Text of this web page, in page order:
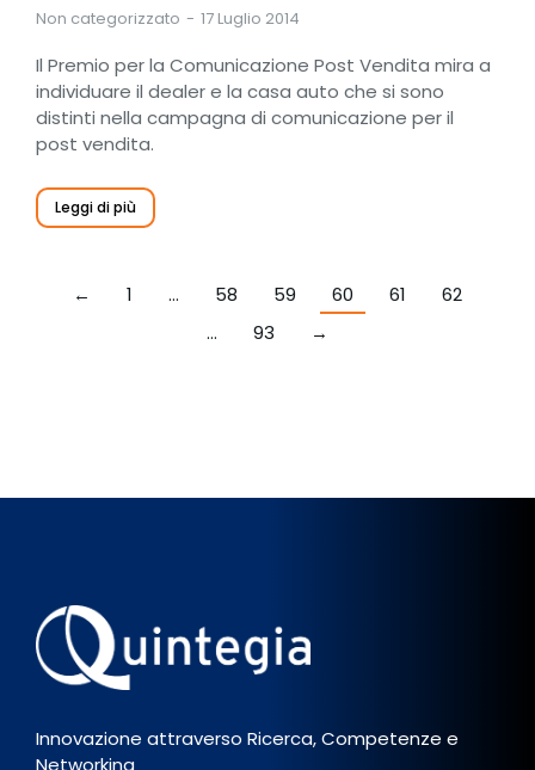
Non categorizzato 17 Luglio 2014
Il Premio per la Comunicazione Post Vendita mira a
individuare il dealer e la casa auto che si sono
distinti nella campagna di comunicazione per il
post vendita.
Leggi di più
← 1 … 58 59 60 61
62
…
93 →
Innovazione attraverso Ricerca, Competenze e
Networking